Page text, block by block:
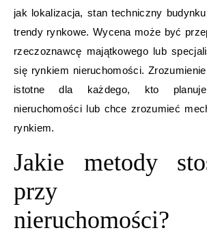
jak lokalizacja, stan techniczny
trendy rynkowe. Wycena może być
rzeczoznawcę majątkowego lub
się rynkiem nieruchomości.
istotne dla każdego, kto
nieruchomości lub chce zrozumieć
rynkiem.
Jakie metody
przy
nieruchomości?